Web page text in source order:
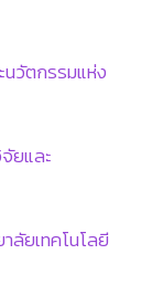
นวัตกรรมแห่ง
ยและ
ยเทคโนโลยี